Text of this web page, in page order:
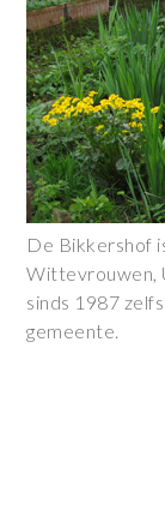
De Bikkershof
Wittevrouwen,
sinds 1987
gemeente.